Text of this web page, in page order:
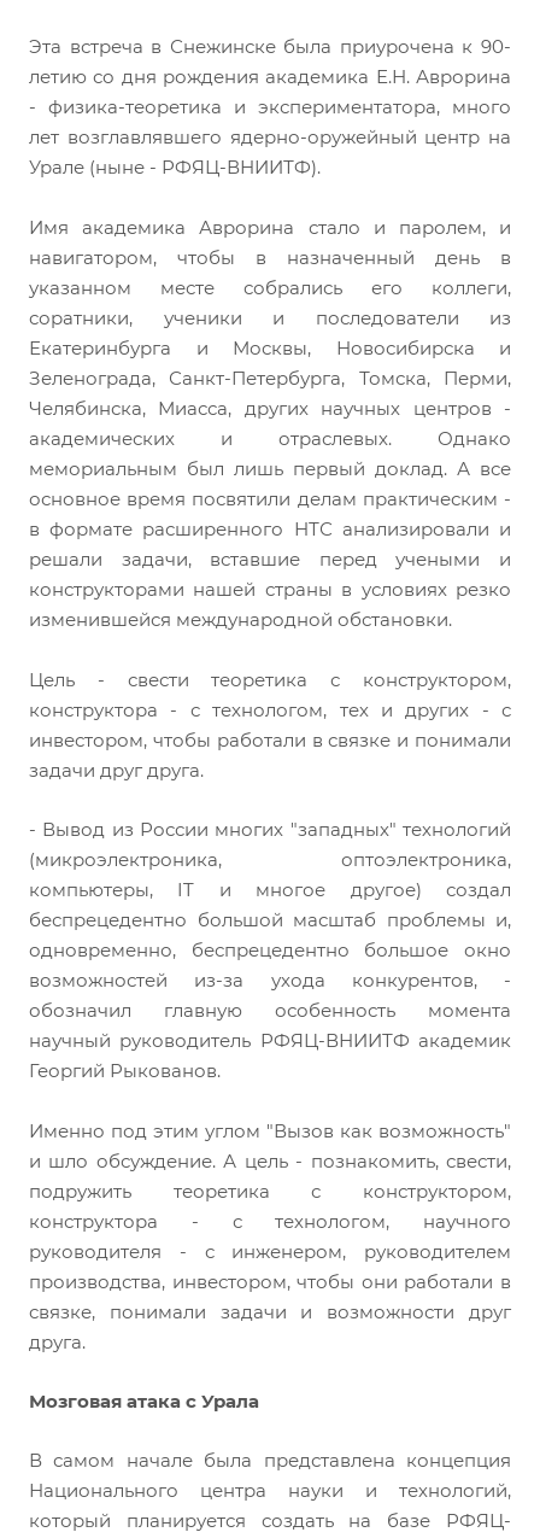
Эта встреча в Снежинске была приурочена к 90-
летию со дня рождения академика Е.Н. Аврорина
- физика-теоретика и экспериментатора, много
лет возглавлявшего ядерно-оружейный центр на
Урале (ныне - РФЯЦ-ВНИИТФ).
Имя академика Аврорина стало и паролем, и
навигатором, чтобы в назначенный день в
указанном месте собрались его коллеги,
соратники, ученики и последователи из
Екатеринбурга и Москвы, Новосибирска и
Зеленограда, Санкт-Петербурга, Томска, Перми,
Челябинска, Миасса, других научных центров -
академических и отраслевых. Однако
мемориальным был лишь первый доклад. А все
основное время посвятили делам практическим -
в формате расширенного НТС анализировали и
решали задачи, вставшие перед учеными и
конструкторами нашей страны в условиях резко
изменившейся международной обстановки.
Цель - свести теоретика с конструктором,
конструктора - с технологом, тех и других - с
инвестором, чтобы работали в связке и понимали
задачи друг друга.
- Вывод из России многих "западных" технологий
(микроэлектроника, оптоэлектроника,
компьютеры, IT и многое другое) создал
беспрецедентно большой масштаб проблемы и,
одновременно, беспрецедентно большое окно
возможностей из-за ухода конкурентов, -
обозначил главную особенность момента
научный руководитель РФЯЦ-ВНИИТФ академик
Георгий Рыкованов.
Именно под этим углом "Вызов как возможность"
и шло обсуждение. А цель - познакомить, свести,
подружить теоретика с конструктором,
конструктора - с технологом, научного
руководителя - с инженером, руководителем
производства, инвестором, чтобы они работали в
связке, понимали задачи и возможности друг
друга.
Мозговая атака с Урала
В самом начале была представлена концепция
Национального центра науки и технологий,
который планируется создать на базе РФЯЦ-